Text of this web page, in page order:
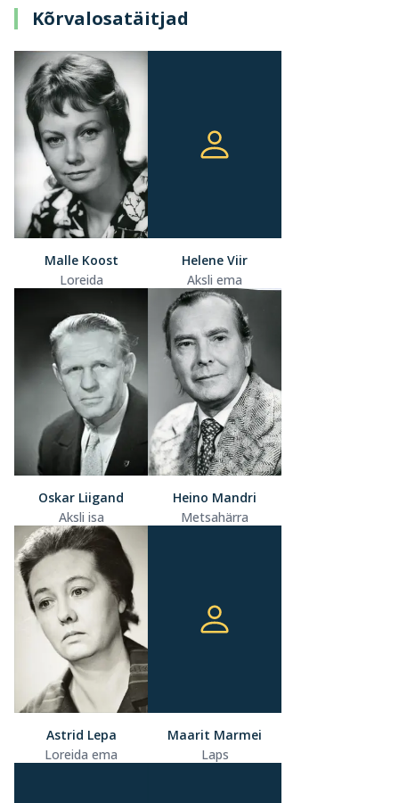
Kõrvalosatäitjad
Malle Koost
Loreida
Helene Viir
Aksli ema
Oskar Liigand
Aksli isa
Heino Mandri
Metsahärra
Astrid Lepa
Loreida ema
Maarit Marmei
Laps